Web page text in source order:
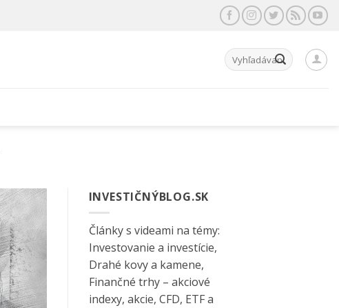
Hľadať:
INVESTIČNÝBLOG.SK
Články s videami na témy:
Investovanie a investície,
Drahé kovy a kamene,
Finančné trhy – akciové
indexy, akcie, CFD, ETF a